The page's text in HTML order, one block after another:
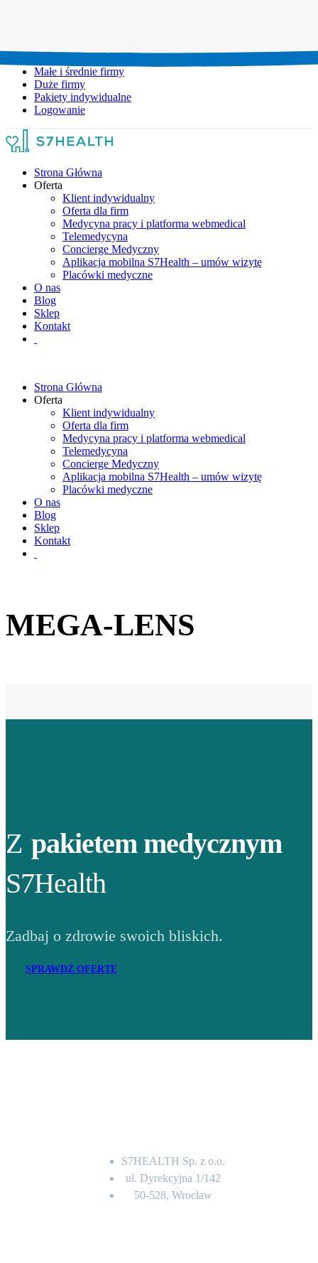
Małe i średnie firmy
Duże firmy
Pakiety indywidualne
Logowanie
Strona Główna
Oferta
Klient indywidualny
Oferta dla firm
Medycyna pracy i platforma webmedical
Telemedycyna
Concierge Medyczny
Aplikacja mobilna S7Health – umów wizytę
Placówki medyczne
O nas
Blog
Sklep
Kontakt
Strona Główna
Oferta
Klient indywidualny
Oferta dla firm
Medycyna pracy i platforma webmedical
Telemedycyna
Concierge Medyczny
Aplikacja mobilna S7Health – umów wizytę
Placówki medyczne
O nas
Blog
Sklep
Kontakt
MEGA-LENS
Z pakietem medycznym
S7Health
Zadbaj o zdrowie swoich bliskich.
SPRAWDŹ OFERTĘ
S7HEALTH Sp. z o.o.
ul. Dyrekcyjna 1/142
50-528, Wrocław